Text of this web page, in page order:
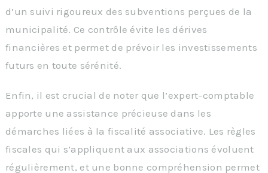
d’un suivi rigoureux des subventions perçues de la
municipalité. Ce contrôle évite les dérives
financières et permet de prévoir les investissements
futurs en toute sérénité.
Enfin, il est crucial de noter que l’expert-comptable
apporte une assistance précieuse dans les
démarches liées à la fiscalité associative. Les règles
fiscales qui s’appliquent aux associations évoluent
régulièrement, et une bonne compréhension permet